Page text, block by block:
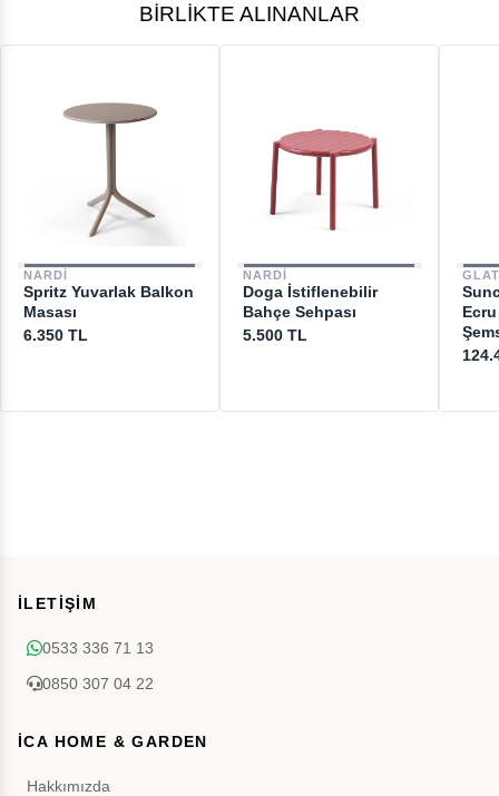
BIRLIKTE ALINANLAR
NARDI
Spritz Yuvarlak Balkon
Masası
6.350 TL
NARDI
Doga İstiflenebilir
Bahçe Sehpası
5.500 TL
Ecru
İLETİŞİM
0533 336 71 13
0850 307 04 22
İCA HOME & GARDEN
Hakkımızda